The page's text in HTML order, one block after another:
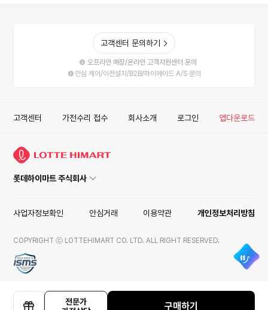
전문가
구매하기
고객센터 문의하기
오프라인 매장/온라인 고객지원센터 문의
안심 케어/이전설치/B2B/하이메이드 A/S 문의
고객센터 가전수리 접수 회사소개 로그인 앱다운로드
롯데하이마트 주식회사
사업자정보확인 안심거래 이용약관 개인정보처리방침
COPYRIGHT ⓒ LOTTEHIMART CO. LTD. ALL RIGHT RESERVED.
ISMS